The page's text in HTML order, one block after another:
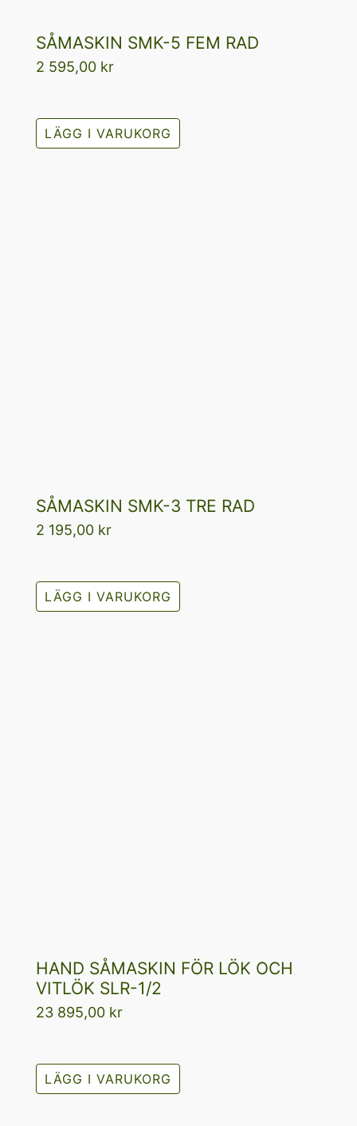
SÅMASKIN SMK-5 FEM RAD
2 595,00 kr
LÄGG I VARUKORG
SÅMASKIN SMK-3 TRE RAD
2 195,00 kr
LÄGG I VARUKORG
HAND SÅMASKIN FÖR LÖK OCH
VITLÖK SLR-1/2
23 895,00 kr
LÄGG I VARUKORG